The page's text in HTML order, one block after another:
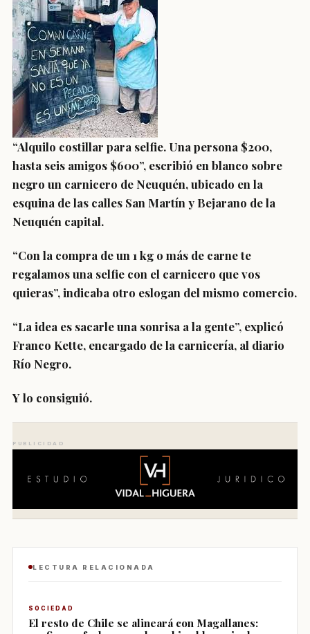
“Alquilo costillar para selfie. Una persona $200,
hasta seis amigos $600”, escribió en blanco sobre
negro un carnicero de Neuquén, ubicado en la
esquina de las calles San Martín y Bejarano de la
Neuquén capital.
“Con la compra de un 1 kg o más de carne te
regalamos una selfie con el carnicero que vos
quieras”, indicaba otro eslogan del mismo comercio.
“La idea es sacarle una sonrisa a la gente”, explicó
Franco Kette, encargado de la carnicería, al diario
Río Negro.
Y lo consiguió.
PUBLICIDAD
LECTURA RELACIONADA
SOCIEDAD
El resto de Chile se alineará con Magallanes: